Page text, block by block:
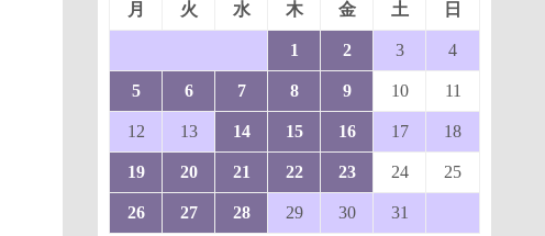
月
火 水 木 金 土 日
1 2 3 4
5 6 7 8 9 10 11
12 13 14 15 16 17 18
19 20 21 22 23 24 25
26 27 28 29 30 31